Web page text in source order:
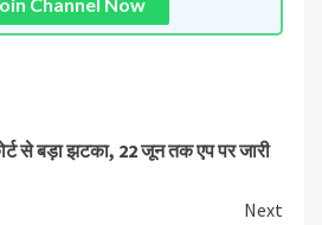
से बड़ा झटका, 22 जून तक एप पर जारी
Next